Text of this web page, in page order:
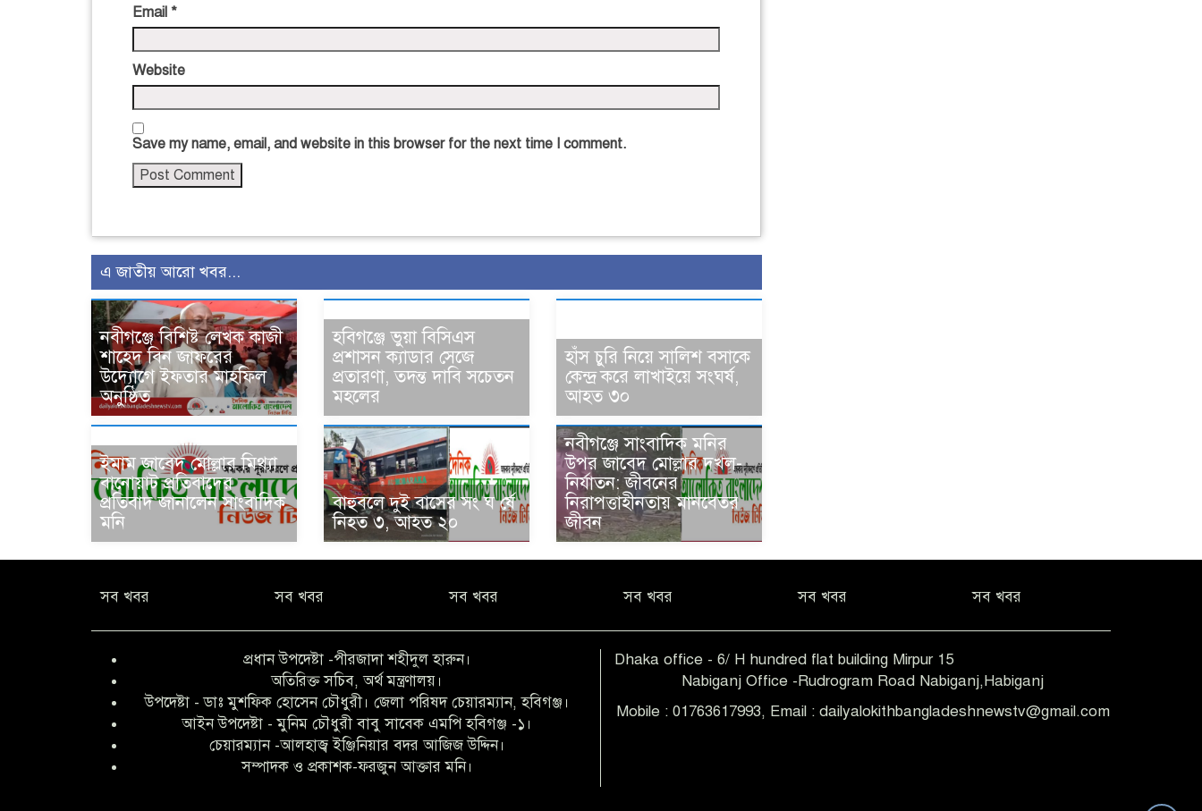
Email *
Website
Save my name, email, and website in this browser for the next time I comment.
এ জাতীয় আরো খবর...
নবীগঞ্জে বিশিষ্ট লেখক কাজী
শাহেদ বিন জাফরের
উদ্যোগে ইফতার মাহফিল
অনুষ্ঠিত
হবিগঞ্জে ভুয়া বিসিএস
প্রশাসন ক্যাডার সেজে
প্রতারণা, তদন্ত দাবি সচেতন
মহলের
হাঁস চুরি নিয়ে সালিশ বসাকে
কেন্দ্র করে লাখাইয়ে সংঘর্ষ,
আহত ৩০
ইমাম জাবেদ মোল্লার মিথ্যা
বানোয়াট প্রতিবাদের
প্রতিবাদ জানালেন সাংবাদিক
মনি
বাহুবলে দুই বাসের সং ঘ র্ষে
নিহত ৩, আহত ২০
নবীগঞ্জে সাংবাদিক মনির
উপর জাবেদ মোল্লার দখল-
নির্যাতন: জীবনের
নিরাপত্তাহীনতায় মানবেতর
জীবন
সব খবর সব খবর সব খবর সব খবর সব খবর সব খবর
প্রধান উপদেষ্টা -পীরজাদা শহীদুল হারুন।
অতিরিক্ত সচিব, অর্থ মন্ত্রণালয়।
উপদেষ্টা - ডাঃ মুশফিক হোসেন চৌধুরী। জেলা পরিষদ চেয়ারম্যান, হবিগঞ্জ।
আইন উপদেষ্টা - মুনিম চৌধুরী বাবু সাবেক এমপি হবিগঞ্জ -১।
চেয়ারম্যান -আলহাজ্ব ইঞ্জিনিয়ার বদর আজিজ উদ্দিন।
সম্পাদক ও প্রকাশক-ফরজুন আক্তার মনি।
Dhaka office - 6/ H hundred flat building Mirpur 15
Nabiganj Office -Rudrogram Road Nabiganj,Habiganj
Mobile : 01763617993, Email : dailyalokithbangladeshnewstv@gmail.com